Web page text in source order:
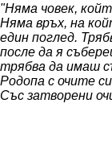
"Няма човек,
Няма връх, на
един поглед.
после да я
трябва да имаш
Родопа с очите
Със затворени